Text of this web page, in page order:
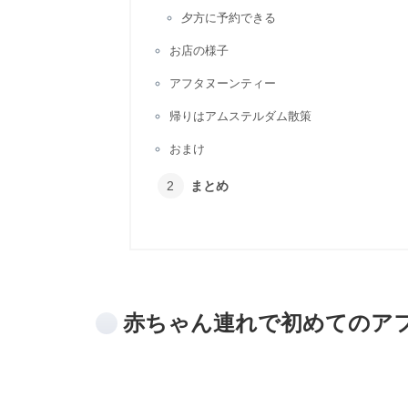
夕方に予約できる
お店の様子
アフタヌーンティー
帰りはアムステルダム散策
おまけ
まとめ
赤ちゃん連れで初めてのア